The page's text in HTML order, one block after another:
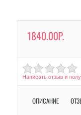
1840.00Р.
Написать отзыв и
ОПИСАНИЕ